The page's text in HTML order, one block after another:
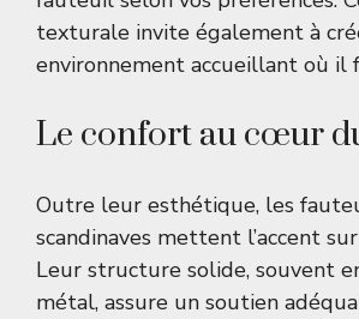
texturale invite également à
environnement accueillant où il
Le confort au cœur
Outre leur esthétique, les
scandinaves mettent l’accent
Leur structure solide, souvent
métal, assure un soutien